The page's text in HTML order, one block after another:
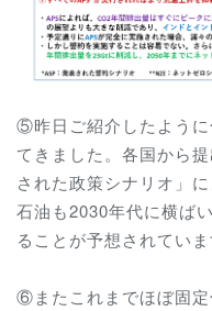
⑤昨日ご紹介したように
てきました。各国から
された政策シナリオ」
石油も2030年代に横ば
ることが予想されていま
⑥またこれまでほぼ固